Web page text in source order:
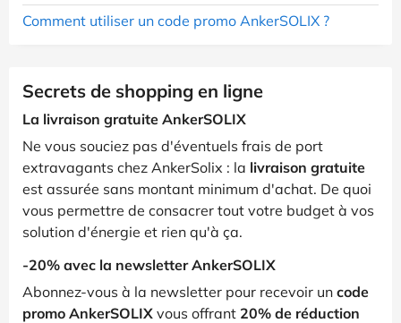
Comment utiliser un code promo AnkerSOLIX ?
Secrets de shopping en ligne
La livraison gratuite AnkerSOLIX
Ne vous souciez pas d'éventuels frais de port
extravagants chez AnkerSolix : la livraison gratuite
est assurée sans montant minimum d'achat. De quoi
vous permettre de consacrer tout votre budget à vos
solution d'énergie et rien qu'à ça.
-20% avec la newsletter AnkerSOLIX
Abonnez-vous à la newsletter pour recevoir un code
promo AnkerSOLIX vous offrant 20% de réduction